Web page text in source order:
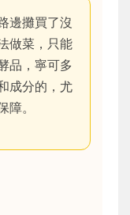
邊攤買了沒
做菜，只能
品，寧可多
成分的，尤
。